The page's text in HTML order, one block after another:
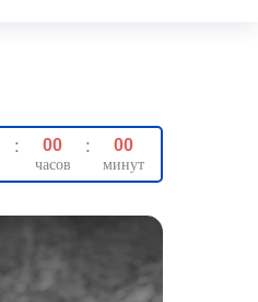
: 00 : 00